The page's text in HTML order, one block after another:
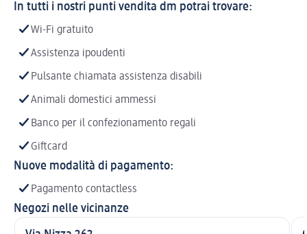
In tutti i nostri punti vendita dm potrai trovare:
Wi-Fi gratuito
Assistenza ipoudenti
Pulsante chiamata assistenza disabili
Animali domestici ammessi
Banco per il confezionamento regali
Giftcard
Nuove modalità di pagamento:
Pagamento contactless
Negozi nelle vicinanze